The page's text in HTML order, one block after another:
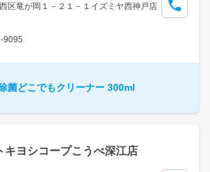
区竜が岡１－２１－１イズミヤ西神戸店
9095
菌どこでもクリーナー 300ml
キヨシコープこうべ深江店